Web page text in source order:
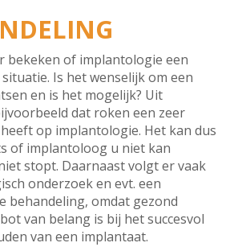
bekeken of implantologie een
Is het wenselijk om een
en is het mogelijk? Uit
dat roken een zeer
op implantologie. Het kan dus
of implantoloog u niet kan
stopt. Daarnaast volgt er vaak
onderzoek en evt. een
behandeling, omdat gezond
van belang is bij het succesvol
van een implantaat.